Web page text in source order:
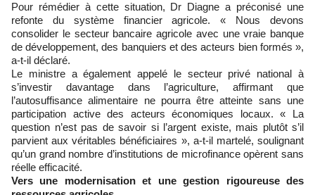
Pour rémédier à cette situation, Dr Diagne a préconisé une
refonte du système financier agricole. « Nous devons
consolider le secteur bancaire agricole avec une vraie banque
de développement, des banquiers et des acteurs bien formés »,
a-t-il déclaré.
Le ministre a également appelé le secteur privé national à
s’investir davantage dans l’agriculture, affirmant que
l’autosuffisance alimentaire ne pourra être atteinte sans une
participation active des acteurs économiques locaux. « La
question n’est pas de savoir si l’argent existe, mais plutôt s’il
parvient aux véritables bénéficiaires », a-t-il martelé, soulignant
qu’un grand nombre d’institutions de microfinance opèrent sans
réelle efficacité.
Vers une modernisation et une gestion rigoureuse des